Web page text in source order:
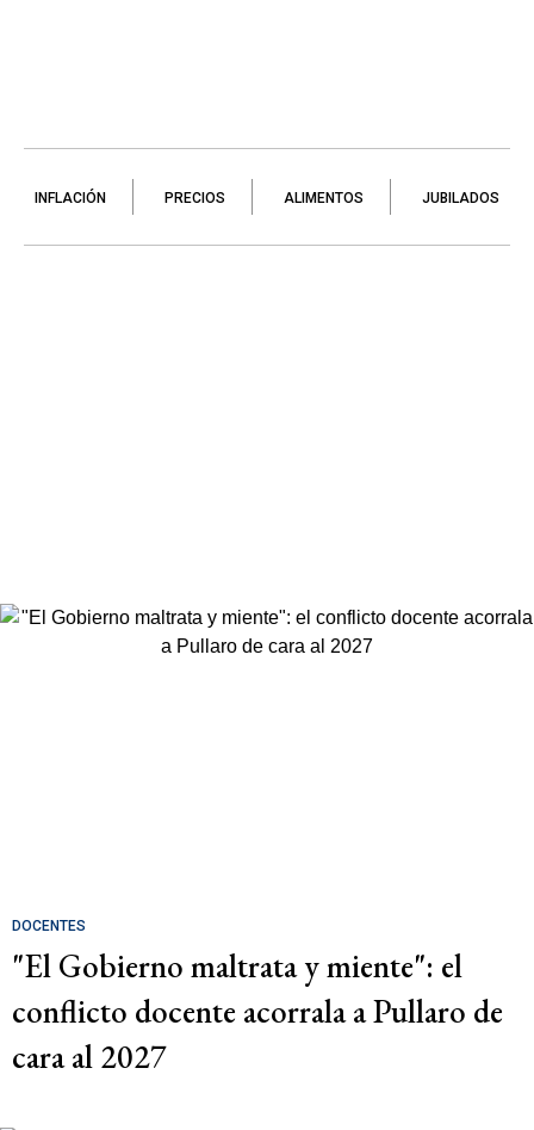
INFLACIÓN PRECIOS ALIMENTOS JUBILADOS
DOCENTES
"El Gobierno maltrata y miente": el
conflicto docente acorrala a Pullaro de
cara al 2027